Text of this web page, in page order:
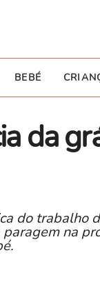
BEBÉ
da
do trabalho
na